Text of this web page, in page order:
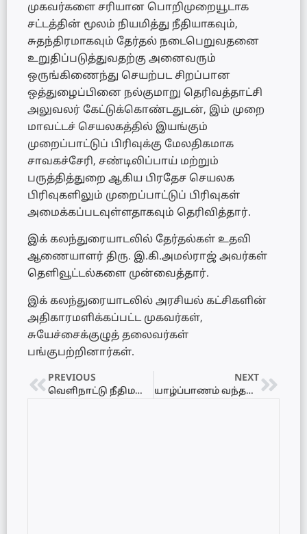
முகவர்களை சரியான பொறிமுறையூடாக
சட்டத்தின் மூலம் நியமித்து நீதியாகவும்,
சுதந்திரமாகவும் தேர்தல் நடைபெறுவதனை
உறுதிப்படுத்துவதற்கு அனைவரும்
ஒருங்கிணைந்து செயற்பட சிறப்பான
ஒத்துழைப்பினை நல்குமாறு தெரிவத்தாட்சி
அலுவலர் கேட்டுக்கொண்டதுடன், இம் முறை
மாவட்டச் செயலகத்தில் இயங்கும்
முறைப்பாட்டுப் பிரிவுக்கு மேலதிகமாக
சாவகச்சேரி, சண்டிலிப்பாய் மற்றும்
பருத்தித்துறை ஆகிய பிரதேச செயலக
பிரிவுகளிலும் முறைப்பாட்டுப் பிரிவுகள்
அமைக்கப்படவுள்ளதாகவும் தெரிவித்தார்.
இக் கலந்துரையாடலில் தேர்தல்கள் உதவி
ஆணையாளர் திரு. இ.கி.அமல்ராஜ் அவர்கள்
தெளிவூட்டல்களை முன்வைத்தார்.
இக் கலந்துரையாடலில் அரசியல் கட்சிகளின்
அதிகாரமளிக்கப்பட்ட முகவர்கள்,
சுயேச்சைக்குழுத் தலைவர்கள்
பங்குபற்றினார்கள்.
PREVIOUS
வெளிநாட்டு நீதிமன்றங்களால் எங்களுக்கு ஒருபோதும் நீதியை வழங்க முடியாது – பிமல் ரத்நாயக்க
NEXT
யாழ்ப்பாணம் வந்தடைந்தது யாழ்தேவி புகையிரதம்!